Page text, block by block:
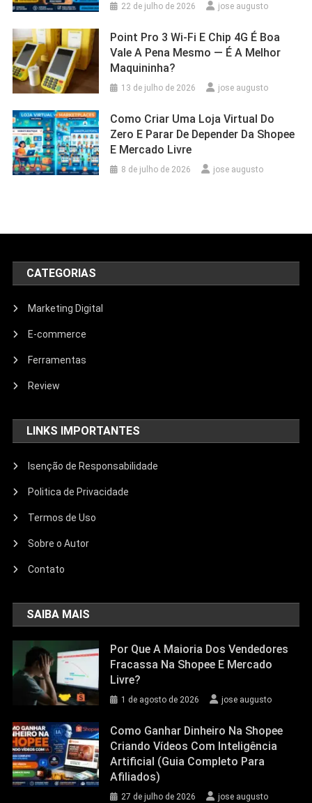
22 de julho de 2026 jose augusto
Point Pro 3 Wi‑Fi E Chip 4G É Boa
Vale A Pena Mesmo — É A Melhor
Maquininha?
13 de julho de 2026 jose augusto
Como Criar Uma Loja Virtual Do
Zero E Parar De Depender Da Shopee
E Mercado Livre
8 de julho de 2026 jose augusto
CATEGORIAS
Marketing Digital
E-commerce
Ferramentas
Review
LINKS IMPORTANTES
Isenção de Responsabilidade
Politica de Privacidade
Termos de Uso
Sobre o Autor
Contato
SAIBA MAIS
Por Que A Maioria Dos Vendedores
Fracassa Na Shopee E Mercado
Livre?
1 de agosto de 2026 jose augusto
Como Ganhar Dinheiro Na Shopee
Criando Vídeos Com Inteligência
Artificial (Guia Completo Para
Afiliados)
27 de julho de 2026 jose augusto